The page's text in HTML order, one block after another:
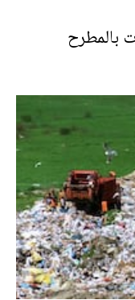
بالمطرح